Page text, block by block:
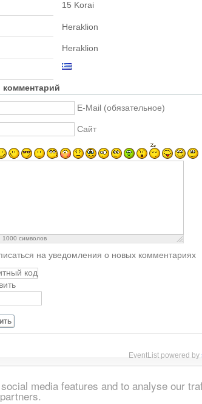
media features and to analyse our
15 Korai
Heraklion
Heraklion
E-Mail (обязательное)
Сайт
1000 символов
на уведомления о новых комментариях
EventList powered by
Реклама